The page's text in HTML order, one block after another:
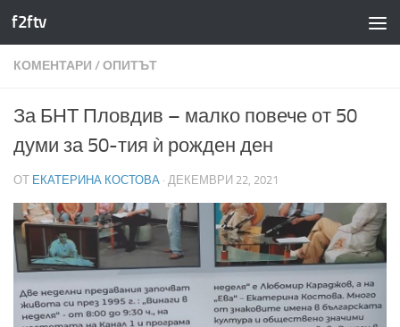
Към съдържанието
f2ftv
КОМЕНТАРИ /ОПИТЪТ
За БНТ Пловдив – малко повече от 50
думи за 50-тия ѝ рожден ден
ОТ ЕКАТЕРИНА КОСТОВА · ДЕКЕМВРИ 22, 2021